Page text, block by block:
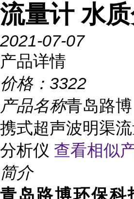
流量计 水
2021-07-07
产品详情
价格： 3322
产品名称青岛路
携式超声波明渠
分析仪 查看相似
简介
青岛路博环保科